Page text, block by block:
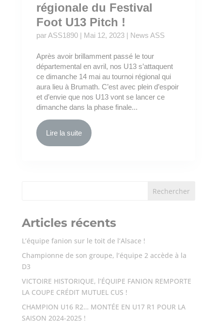
régionale du Festival
Foot U13 Pitch !
parASS1890| Mai 12, 2023| News ASS
Après avoir brillamment passé le tour
départemental en avril, nos U13 s’attaquent
ce dimanche 14 mai au tournoi régional qui
aura lieu à Brumath. C’est avec plein d’espoir
et d’envie que nos U13 vont se lancer ce
dimanche dans la phase finale...
Lire la suite
Articles récents
L’équipe fanion sur le toit de l’Alsace !
Championne de son groupe, l’équipe 2 accède à la
D3
VICTOIRE HISTORIQUE, l’ÉQUIPE FANION REMPORTE
LA COUPE CRÉDIT MUTUEL CUS !
CHAMPION U16 R2… MONTÉE EN U17 R1 POUR LA
SAISON 2024-2025 !